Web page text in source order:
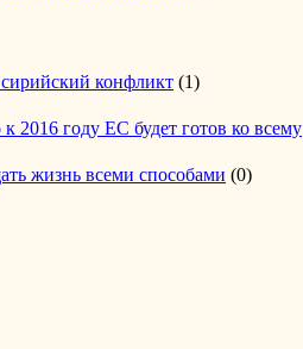
конфликт (1)
2016 году ЕС будет готов ко всему
жизнь всеми способами (0)